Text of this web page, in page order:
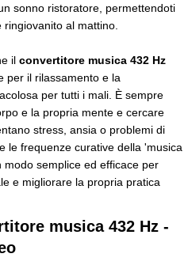
sonno ristoratore, permettendoti
al mattino.
il convertitore musica 432 Hz
per il rilassamento e la
per tutti i mali. È sempre
e la propria mente e cercare
stress, ansia o problemi di
le frequenze curative della 'musica
semplice ed efficace per
e migliorare la propria pratica
musica 432 Hz -